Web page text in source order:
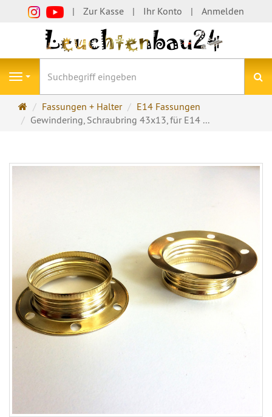
Zur Kasse Ihr Konto Anmelden
Navigation
Startseite
Fassungen + Halter
E14 Fassungen
Gewindering, Schraubring 43x13, für E14 ...